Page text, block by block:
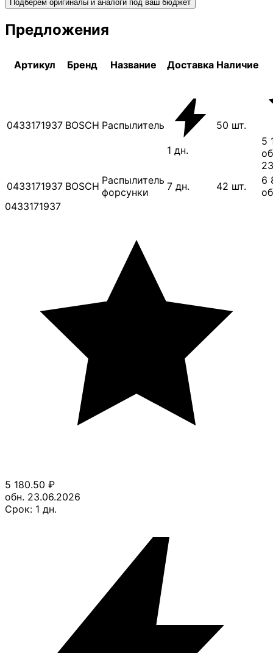
Подберём оригиналы и аналоги под ваш бюджет
Предложения
Артикул Бренд Название Доставка Наличие
0433171937 BOSCH Распылитель
1 дн.
50 шт.
5
0433171937 BOSCH Распылитель
форсунки
7 дн. 42 шт.
6
0433171937
5 180.50 ₽
обн. 23.06.2026
Срок: 1 дн.